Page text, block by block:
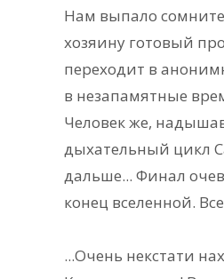
Нам выпало
хозяину готовый
переходит в
в незапамятные
Человек же,
дыхательный цикл
дальше... Финал
конец вселенной.
...Очень некстати